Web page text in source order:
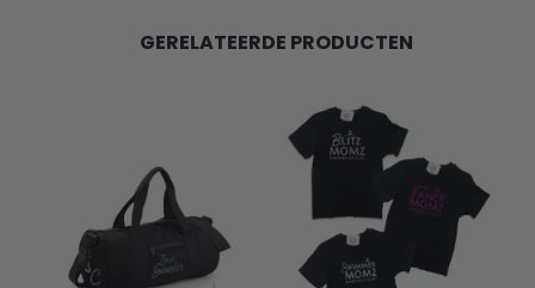
GERELATEERDE PRODUCTEN